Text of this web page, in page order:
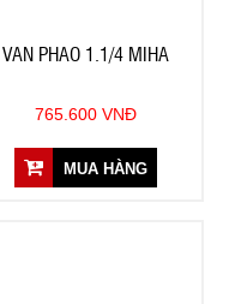
VAN PHAO 1.1/4 MIHA
765.600 VNĐ
MUA HÀNG